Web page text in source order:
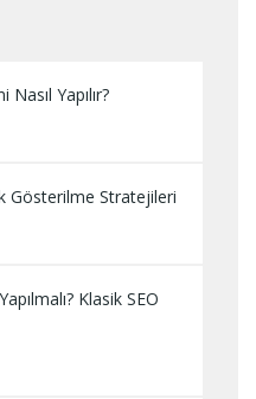
Yapılır?
Gösterilme Stratejileri
Klasik SEO